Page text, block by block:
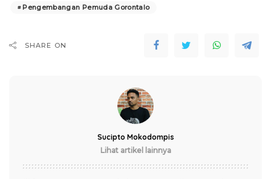
Pengembangan Pemuda Gorontalo
SHARE ON
Sucipto Mokodompis
Lihat artikel lainnya